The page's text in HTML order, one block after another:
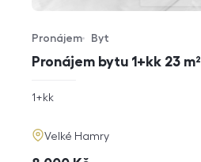
Pronájem bytu 1+kk 23
Typ nabídky
Pronájem
Typ nemovitosti
Byt
rozměry
1+kk
adresa
Velké Hamry